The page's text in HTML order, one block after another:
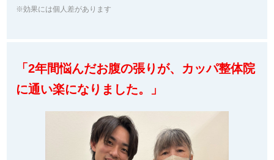
※効果には個人差があります
「2年間悩んだお腹の張りが、カッパ整体院
に通い楽になりました。」